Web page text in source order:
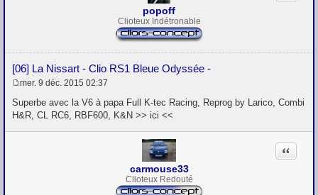
popoff
Clioteux Indétronable
[06] La Nissart - Clio RS1 Bleue Odyssée -
e
s
s
a
mer. 9 déc. 2015 02:37
Superbe avec la V6 à papa Full K-tec Racing, Reprog by Larico, Combi
H&R, CL RC6, RBF600, K&N >> ici <<
carmouse33
Clioteux Redouté
Citation